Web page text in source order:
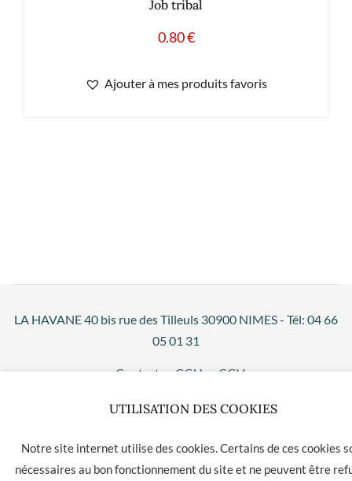
Job tribal
0.80€
Ajouter à mes produits favoris
LA HAVANE 40 bis rue des Tilleuls 30900 NIMES - Tél: 04 66
05 01 31
Contact CGU CGV
UTILISATION DES COOKIES
Notre site internet utilise des cookies. Certains de ces cookies
nécessaires au bon fonctionnement du site et ne peuvent être